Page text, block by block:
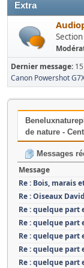
Extra
Dernier message:
Canon Powershot
de nature -
Messages
Message
Re : Bois, marais
Re : Oiseaux
Re : quelque part
Re : quelque part
Re : quelque part
Re : quelque part
Re : quelque part